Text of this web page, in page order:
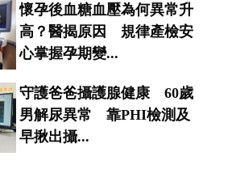
懷孕後血糖血壓為何異常升
高？醫揭原因 規律產檢安
心掌握孕期變...
守護爸爸攝護腺健康 60歲
男解尿異常 靠PHI檢測及
早揪出攝...